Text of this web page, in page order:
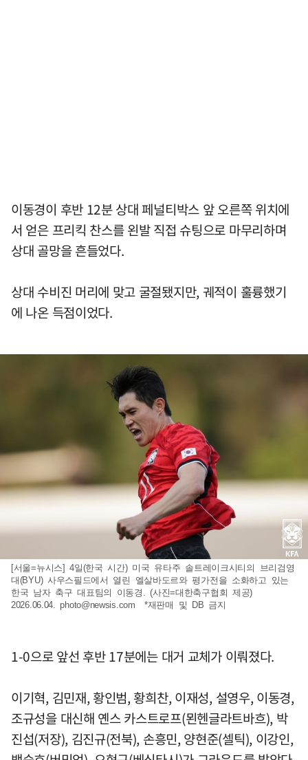
이동경이 후반 12분 상대 페널티박스 앞 오른쪽 위치에
서 얻은 프리킥 찬스를 왼발 직접 슈팅으로 마무리하며
상대 골망을 흔들었다.
상대 수비진 머리에 맞고 굴절됐지만, 궤적이 훌륭했기
에 나온 득점이었다.
[서울=뉴시스] 4일(한국 시간) 미국 유타주 솔트레이크시티의 브리검영
대(BYU) 사우스필드에서 열린 엘살바도르와 평가전을 소화하고 있는
한국 남자 축구 대표팀의 이동경. (사진=대한축구협회 제공)
2026.06.04.photo@newsis.com *재판매 및 DB 금지
1-0으로 앞선 후반 17분에는 대거 교체가 이뤄졌다.
이기혁, 김민재, 황인범, 황희찬, 이재성, 설영우, 이동경,
조규성을 대신해 옌스 카스트로프(묀헨글라트바흐), 박
진섭(저장), 김진규(전북), 손흥민, 양현준(셀틱), 이강인,